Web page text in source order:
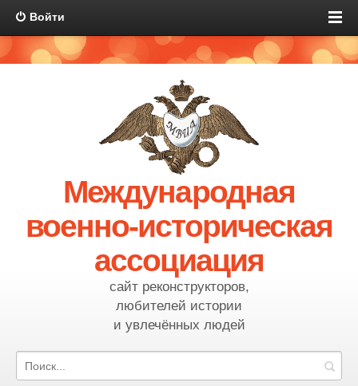
Войти
Международная
военно-историческая
ассоциация
сайт реконструкторов,
любителей истории
и увлечённых людей